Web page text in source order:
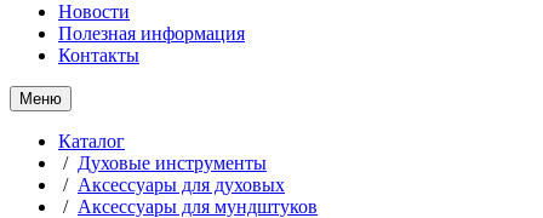
Новости
Полезная информация
Контакты
Меню
Каталог
/ Духовые инструменты
/ Аксессуары для духовых
/ Аксессуары для мундштуков